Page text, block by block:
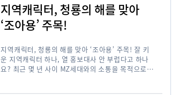
지역캐릭터, 청룡의 해를 맞아
‘조아용’ 주목!
지역캐릭터, 청룡의 해를 맞아 ‘조아용’ 주목! 잘 키
운 지역캐릭터 하나, 열 홍보대사 안 부럽다고 하나
요? 최근 몇 년 사이 MZ세대와의 소통을 목적으로,